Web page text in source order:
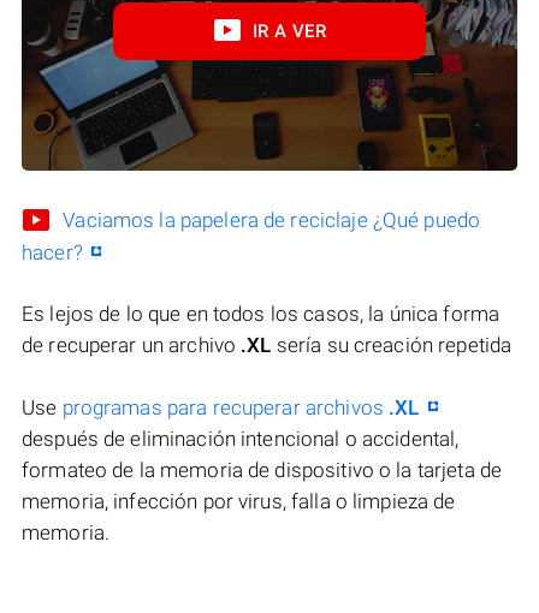
IR A VER
Vaciamos la papelera de reciclaje ¿Qué puedo
hacer?
Es lejos de lo que en todos los casos, la única forma
de recuperar un archivo .XL sería su creación repetida
Use programas para recuperar archivos .XL
después de eliminación intencional o accidental,
formateo de la memoria de dispositivo o la tarjeta de
memoria, infección por virus, falla o limpieza de
memoria.